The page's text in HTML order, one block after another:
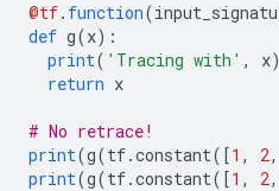
@tf. function(
def g(x):
print( 'Tracing with' , x)
return x
# No retrace!
print(g(tf.constant([1 , 2,
print(g(tf.constant([1 , 2,